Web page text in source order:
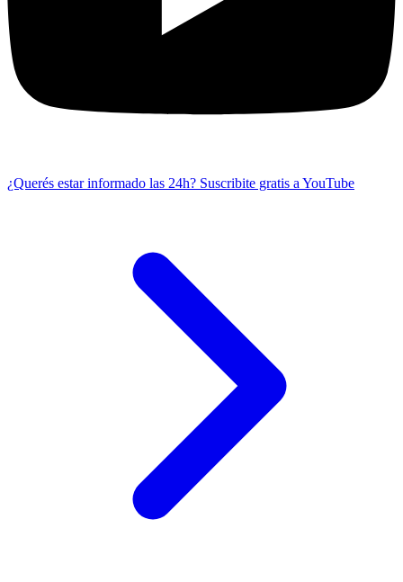
¿Querés estar informado las 24h? Suscribite gratis a YouTube